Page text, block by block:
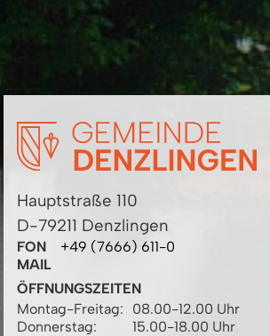
Hauptstraße 110
D-79211 Denzlingen
FON
+49 (7666) 611-0
MAIL
ÖFFNUNGSZEITEN
Montag-Freitag:
08.00-12.00 Uhr
Donnerstag:
15.00-18.00 Uhr